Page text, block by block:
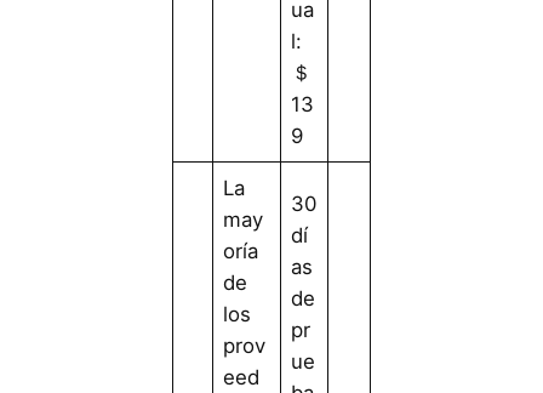
ua
l:
＄
13
9
La
may
oría
de
los
prov
eed
30
dí
as
de
pr
ue